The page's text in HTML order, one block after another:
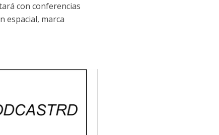
con conferencias
espacial, marca